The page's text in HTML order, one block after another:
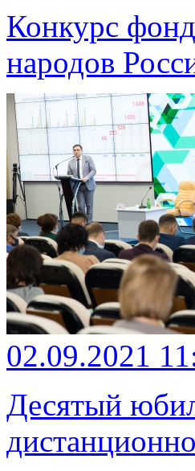
Конкурс
народов
02.09.2021
Десятый